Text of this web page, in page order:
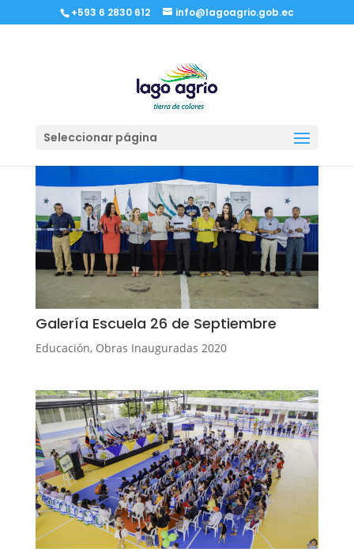
+593 6 2830 612 info@lagoagrio.gob.ec
Seleccionar página
Galería Escuela 26 de Septiembre
Educación, Obras Inauguradas 2020